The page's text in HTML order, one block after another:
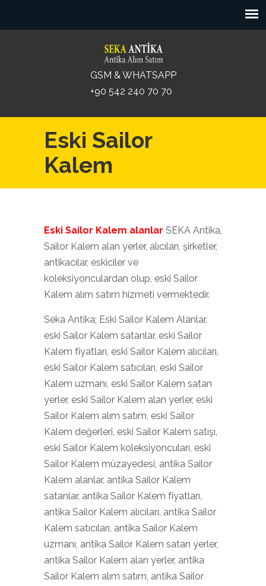
GSM & WHATSAPP
+90 542 240 70 70
Eski Sailor
Kalem
Eski Sailor Kalem alanlar SEKA Antika,
Sailor Kalem alan yerler, alıcıları, şirketler,
antikacılar, eskiciler ve
koleksiyonculardan olup, eski Sailor
Kalem alım satım hizmeti vermektedir.
Seka Antika; Eski Sailor Kalem Alanlar,
eski Sailor Kalem satanlar, eski Sailor
Kalem fiyatları, eski Sailor Kalem alıcıları,
eski Sailor Kalem satıcıları, eski Sailor
Kalem uzmanı, eski Sailor Kalem satan
yerler, eski Sailor Kalem alan yerler, eski
Sailor Kalem alım satım, eski Sailor
Kalem değerleri, eski Sailor Kalem satışı,
eski Sailor Kalem koleksiyoncuları, eski
Sailor Kalem müzayedesi, antika Sailor
Kalem alanlar, antika Sailor Kalem
satanlar, antika Sailor Kalem fiyatları,
antika Sailor Kalem alıcıları, antika Sailor
Kalem satıcıları, antika Sailor Kalem
uzmanı, antika Sailor Kalem satan yerler,
antika Sailor Kalem alan yerler, antika
Sailor Kalem alım satım, antika Sailor